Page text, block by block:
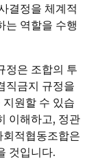
결정을 체계적
는 역할을 수행
정은 조합의 투
직금지 규정을
원할 수 있습
이해하고, 정관
적협동조합은
것입니다.